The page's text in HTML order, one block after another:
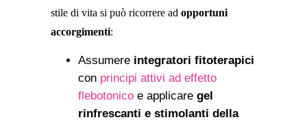
stile di vita si può ricorrere ad opportuni
accorgimenti:
Assumere integratori fitoterapici
con principi attivi ad effetto
flebotonico e applicare gel
rinfrescanti e stimolanti della